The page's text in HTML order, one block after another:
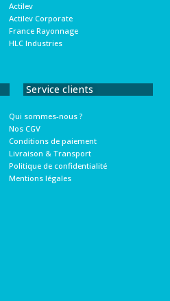
Actilev
Actilev Corporate
France Rayonnage
HLC Industries
Service clients
Qui sommes-nous ?
Nos CGV
Conditions de paiement
Livraison & Transport
Politique de confidentialité
Mentions légales